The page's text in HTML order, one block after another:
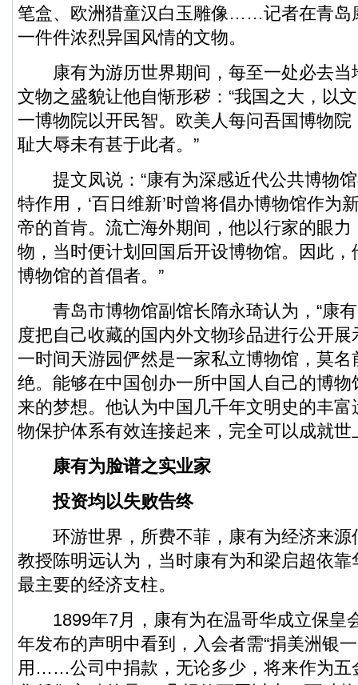
笔盒、欧洲猎童汉白玉雕像……记者在青岛
一件件浓烈异国风情的文物。
康有为游历世界期间，每至一处必去当
文物之盛貌让他自惭形秽：“我国之大，以
一博物院以开民智。欧美人每问吾国博物
耻大辱未有甚于此者。”
提文凤说：“康有为深感近代公共博物馆
特作用，‘百日维新’时曾将倡办博物馆作为
帝的首肯。流亡海外期间，他以行家的眼
物，当时便计划回国后开设博物馆。因此
博物馆的首倡者。”
青岛市博物馆副馆长隋永琦认为，“康有
度把自己收藏的国内外文物珍品进行公开
一时间天游园俨然是一家私立博物馆，莫
绝。能够在中国创办一所中国人自己的博
来的梦想。他认为中国几千年文明史的丰
物保护体系有效连接起来，完全可以成就世
康有为脸谱之实业家
投资均以失败告终
环游世界，所费不菲，康有为经济来源
教授陈明远认为，当时康有为和梁启超依
最主要的经济支柱。
1899年7月，康有为在温哥华成立保皇
年发布的声明中看到，入会者需“捐美洲银
用……公司中捐款，无论多少，将来作为五